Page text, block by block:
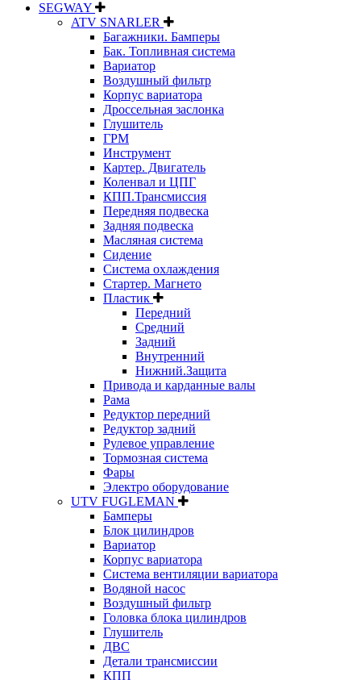
SEGWAY
ATV SNARLER
Багажники. Бамперы
Бак. Топливная система
Вариатор
Воздушный фильтр
Корпус вариатора
Дроссельная заслонка
Глушитель
ГРМ
Инструмент
Картер. Двигатель
Коленвал и ЦПГ
КПП.Трансмиссия
Передняя подвеска
Задняя подвеска
Масляная система
Сидение
Система охлаждения
Стартер. Магнето
Пластик
Передний
Средний
Задний
Внутренний
Нижний.Защита
Привода и карданные валы
Рама
Редуктор передний
Редуктор задний
Рулевое управление
Тормозная система
Фары
Электро оборудование
UTV FUGLEMAN
Бамперы
Блок цилиндров
Вариатор
Корпус вариатора
Система вентиляции вариатора
Водяной насос
Воздушный фильтр
Головка блока цилиндров
Глушитель
ДВС
Детали трансмиссии
КПП